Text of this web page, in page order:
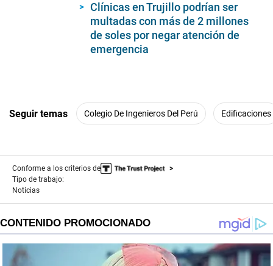
Clínicas en Trujillo podrían ser
multadas con más de 2 millones
de soles por negar atención de
emergencia
Seguir temas Colegio De Ingenieros Del Perú Edificaciones
Conforme a los criterios de
Tipo de trabajo:
Noticias